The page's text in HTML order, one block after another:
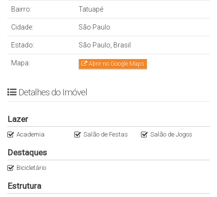
Entre em contato conosco para mais informações e agende uma
visita. Seu novo lar te espera! 🏠🔑
#imóvelavenda #apartamento #condomínio #conforto
#praticidade #oportunidade #venhaconhecer
Bairro: Tatuapé
Cidade: São Paulo
Estado: São Paulo, Brasil
Mapa: Abrir no Google Maps
Detalhes do Imóvel
Lazer
Academia Salão de Festas Salão de Jogos
Destaques
Bicicletário
Estrutura